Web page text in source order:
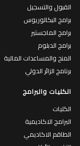
القبول والتسجيل
برامج البكالوريوس
برامج الماجستير
برامج الدبلوم
المنح والمساعدات المالية
برنامج الزائر الدولي
الكليات والبرامج
الكليات
البرامج الاكاديمية
الطاقم الاكاديمي